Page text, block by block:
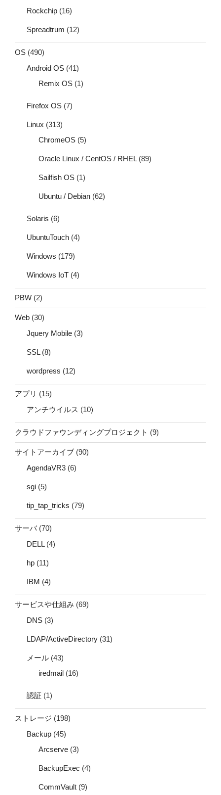
Rockchip (16)
Spreadtrum (12)
OS (490)
Android OS (41)
Remix OS (1)
Firefox OS (7)
Linux (313)
ChromeOS (5)
Oracle Linux / CentOS / RHEL(89)
Sailfish OS (1)
Ubuntu / Debian (62)
Solaris (6)
UbuntuTouch (4)
Windows (179)
Windows IoT (4)
PBW (2)
Web (30)
Jquery Mobile (3)
SSL(8)
wordpress (12)
アプリ (15)
アンチウイルス (10)
クラウドファウンディングプロジェクト (9)
サイトアーカイブ (90)
AgendaVR3 (6)
sgi (5)
tip_tap_tricks (79)
サーバ(70)
DELL(4)
hp (11)
IBM (4)
サービスや仕組み (69)
DNS (3)
LDAP/ActiveDirectory (31)
メール (43)
iredmail (16)
認証 (1)
ストレージ (198)
Backup (45)
Arcserve (3)
BackupExec (4)
CommVault (9)